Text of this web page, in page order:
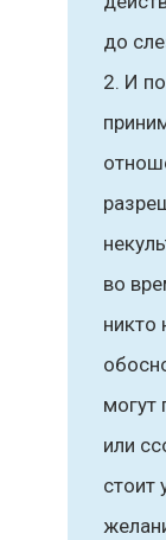
до
И
во
никто
могут
или
стоит